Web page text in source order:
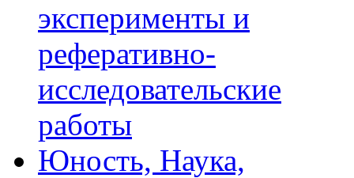
эксперименты и
реферативно-
исследовательские
работы
Юность, Наука,